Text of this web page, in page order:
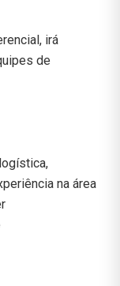
irá
de
na área